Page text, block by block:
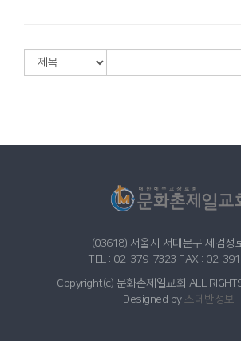
(03618) 서울시 서대문구 세검정
TEL : 02-379-7323 FAX : 02-
Copyright(c) 문화촌제일교회 ALL
Designed by스데반정보